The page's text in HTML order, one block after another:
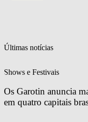
Últimas notícias
Shows e Festivais
Os Garotin anuncia
em quatro capitais